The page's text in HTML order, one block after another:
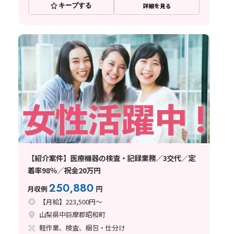
キープする 詳細を見る
【紹介案件】医療機器の検査・記録業務／3交代／定
着率98％／祝金20万円
月収例250,880 円
【月給】223,500円～
山梨県中巨摩郡昭和町
軽作業、検査、梱包・仕分け